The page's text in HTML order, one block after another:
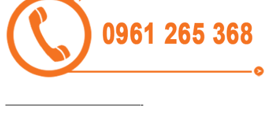
——————————————-